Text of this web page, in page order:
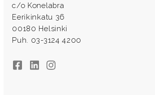
c/o Konelabra
Eerikinkatu 36
00180 Helsinki
Puh. 03-3124 4200
FacebookLinkedInInstagram